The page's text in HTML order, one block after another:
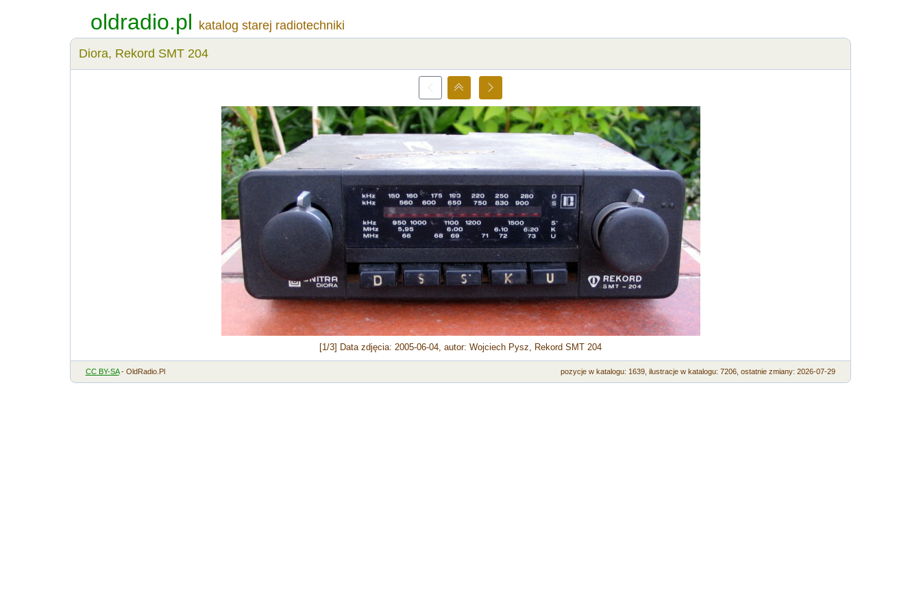
oldradio.pl katalog starej radiotechniki
Diora, Rekord SMT 204
[1/3] Data zdjęcia: 2005-06-04, autor: Wojciech Pysz, Rekord SMT 204
CC BY-SA- OldRadio.Pl pozycje w katalogu: 1639,ilustracje w katalogu: 7206,ostatnie zmiany: 2026-07-29